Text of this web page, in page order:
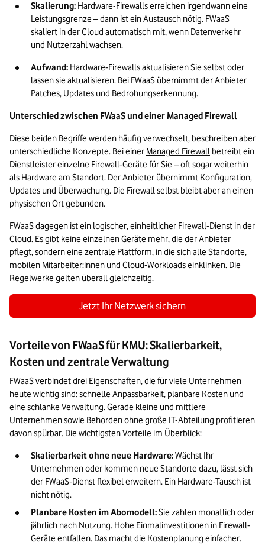
Skalierung: Hardware-Firewalls erreichen irgendwann eine
Leistungsgrenze – dann ist ein Austausch nötig. FWaaS
skaliert in der Cloud automatisch mit, wenn Datenverkehr
und Nutzerzahl wachsen.
Aufwand: Hardware-Firewalls aktualisieren Sie selbst oder
lassen sie aktualisieren. Bei FWaaS übernimmt der Anbieter
Patches, Updates und Bedrohungserkennung.
Unterschied zwischen FWaaS und einer Managed Firewall
Diese beiden Begriffe werden häufig verwechselt, beschreiben aber
unterschiedliche Konzepte. Bei einer Managed Firewall betreibt ein
Dienstleister einzelne Firewall-Geräte für Sie – oft sogar weiterhin
als Hardware am Standort. Der Anbieter übernimmt Konfiguration,
Updates und Überwachung. Die Firewall selbst bleibt aber an einen
physischen Ort gebunden.
FWaaS dagegen ist ein logischer, einheitlicher Firewall-Dienst in der
Cloud. Es gibt keine einzelnen Geräte mehr, die der Anbieter
mobilen Mitarbeiter:innen und Cloud-Workloads einklinken. Die
Regelwerke gelten überall gleichzeitig.
Jetzt Ihr Netzwerk sichern
Vorteile von FWaaS für KMU: Skalierbarkeit,
Kosten und zentrale Verwaltung
FWaaS verbindet drei Eigenschaften, die für viele Unternehmen
heute wichtig sind: schnelle Anpassbarkeit, planbare Kosten und
eine schlanke Verwaltung. Gerade kleine und mittlere
Unternehmen sowie Behörden ohne große IT-Abteilung profitieren
davon spürbar. Die wichtigsten Vorteile im Überblick:
Skalierbarkeit ohne neue Hardware: Wächst Ihr
Unternehmen oder kommen neue Standorte dazu, lässt sich
der FWaaS-Dienst flexibel erweitern. Ein Hardware-Tausch ist
nicht nötig.
Planbare Kosten im Abomodell: Sie zahlen monatlich oder
jährlich nach Nutzung. Hohe Einmalinvestitionen in Firewall-
Geräte entfallen. Das macht die Kostenplanung einfacher.